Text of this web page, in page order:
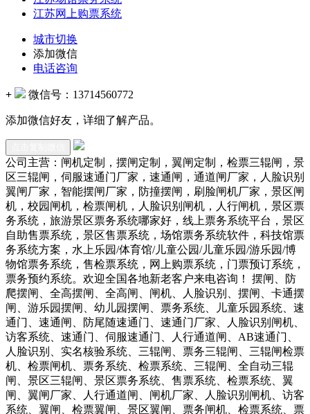
江苏网上购票系统
城市切换
添加微信
电话咨询
+ 微信号： 13714560772
添加微信好友，详细了解产品。
公司主营：闸机定制，摆闸定制，翼闸定制，检票三辊闸，景
区三辊闸，伺服速通门厂家，速通闸，通道闸厂家，人脸识别
翼闸厂家，智能摆闸厂家，防撞摆闸，刷脸闸机厂家，景区闸
机，校园闸机，检票闸机，人脸识别闸机，人行闸机，景区票
务系统，旅游景区票务系统哪家好，线上票务系统平台，景区
自助售票系统，景区售票系统，场馆票务系统软件，科技馆票
务系统方案，水上乐园/体育馆/儿童公园/儿童乐园/游乐园/博
物馆票务系统，售检票系统，网上购票系统，门票预订系统，
票务预约系统。欢迎全国各地新老客户来电咨询！ 摆闸、防
爬摆闸、全高摆闸、全高闸、闸机、人脸识别、摆闸、卡通摆
闸、游乐园摆闸、幼儿园摆闸、票务系统、儿童乐园系统、速
通门、速通闸、防尾随速通门、速通门厂家、人脸识别闸机、
访客系统、速通门、伺服速通门、人行通道闸、AB速通门、
人脸识别、实名核验系统、三辊闸、票务三辊闸、三辊闸检票
机、检票闸机、票务系统、检票系统、三辊闸、全自动三辊
闸、景区三辊闸、景区票务系统、售票系统、检票系统、翼
闸、翼闸厂家、人行通道闸、闸机厂家、人脸识别闸机、访客
系统、翼闸、检票翼闸、景区翼闸、票务闸机、检票系统、票